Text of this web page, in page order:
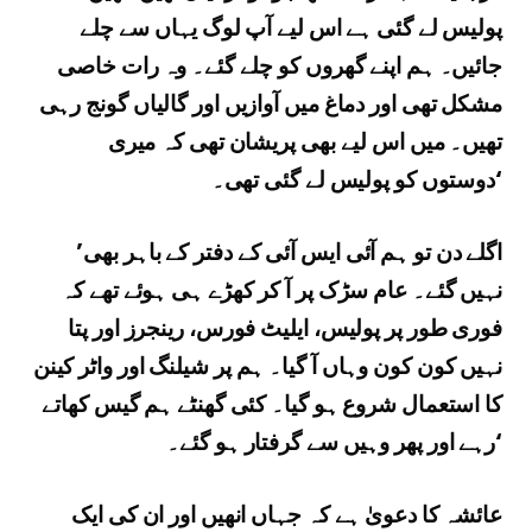
پولیس لے گئی ہے اس لیے آپ لوگ یہاں سے چلے
جائیں۔ ہم اپنے گھروں کو چلے گئے۔ وہ رات خاصی
مشکل تھی اور دماغ میں آوازیں اور گالیاں گونج رہی
تھیں۔ میں اس لیے بھی پریشان تھی کہ میری
دوستوں کو پولیس لے گئی تھی۔‘
’اگلے دن تو ہم آئی ایس آئی کے دفتر کے باہر بھی
نہیں گئے۔ عام سڑک پر آ کر کھڑے ہی ہوئے تھے کہ
فوری طور پر پولیس، ایلیٹ فورس، رینجرز اور پتا
نہیں کون کون وہاں آ گیا۔ ہم پر شیلنگ اور واٹر کینن
کا استعمال شروع ہو گیا۔ کئی گھنٹے ہم گیس کھاتے
رہے اور پھر وہیں سے گرفتار ہو گئے۔‘
عائشہ کا دعویٰ ہے کہ جہاں انھیں اور ان کی ایک